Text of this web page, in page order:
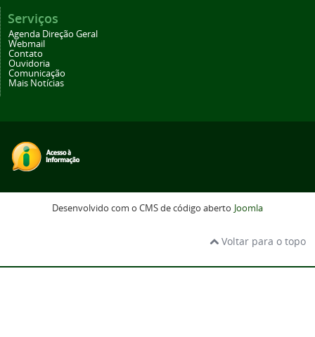
Serviços
Agenda Direção Geral
Webmail
Contato
Ouvidoria
Comunicação
Mais Notícias
Desenvolvido com o CMS de código aberto Joomla
Voltar para o topo